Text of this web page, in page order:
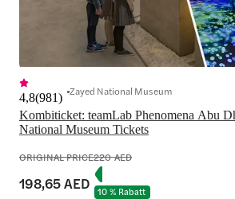
Kombiticket: teamLab Phenomena Abu
National Museum Tickets
4,8(981) Zayed National Museum
ORIGINAL PRICE220 AED
198,65 AED 10 % Rabatt